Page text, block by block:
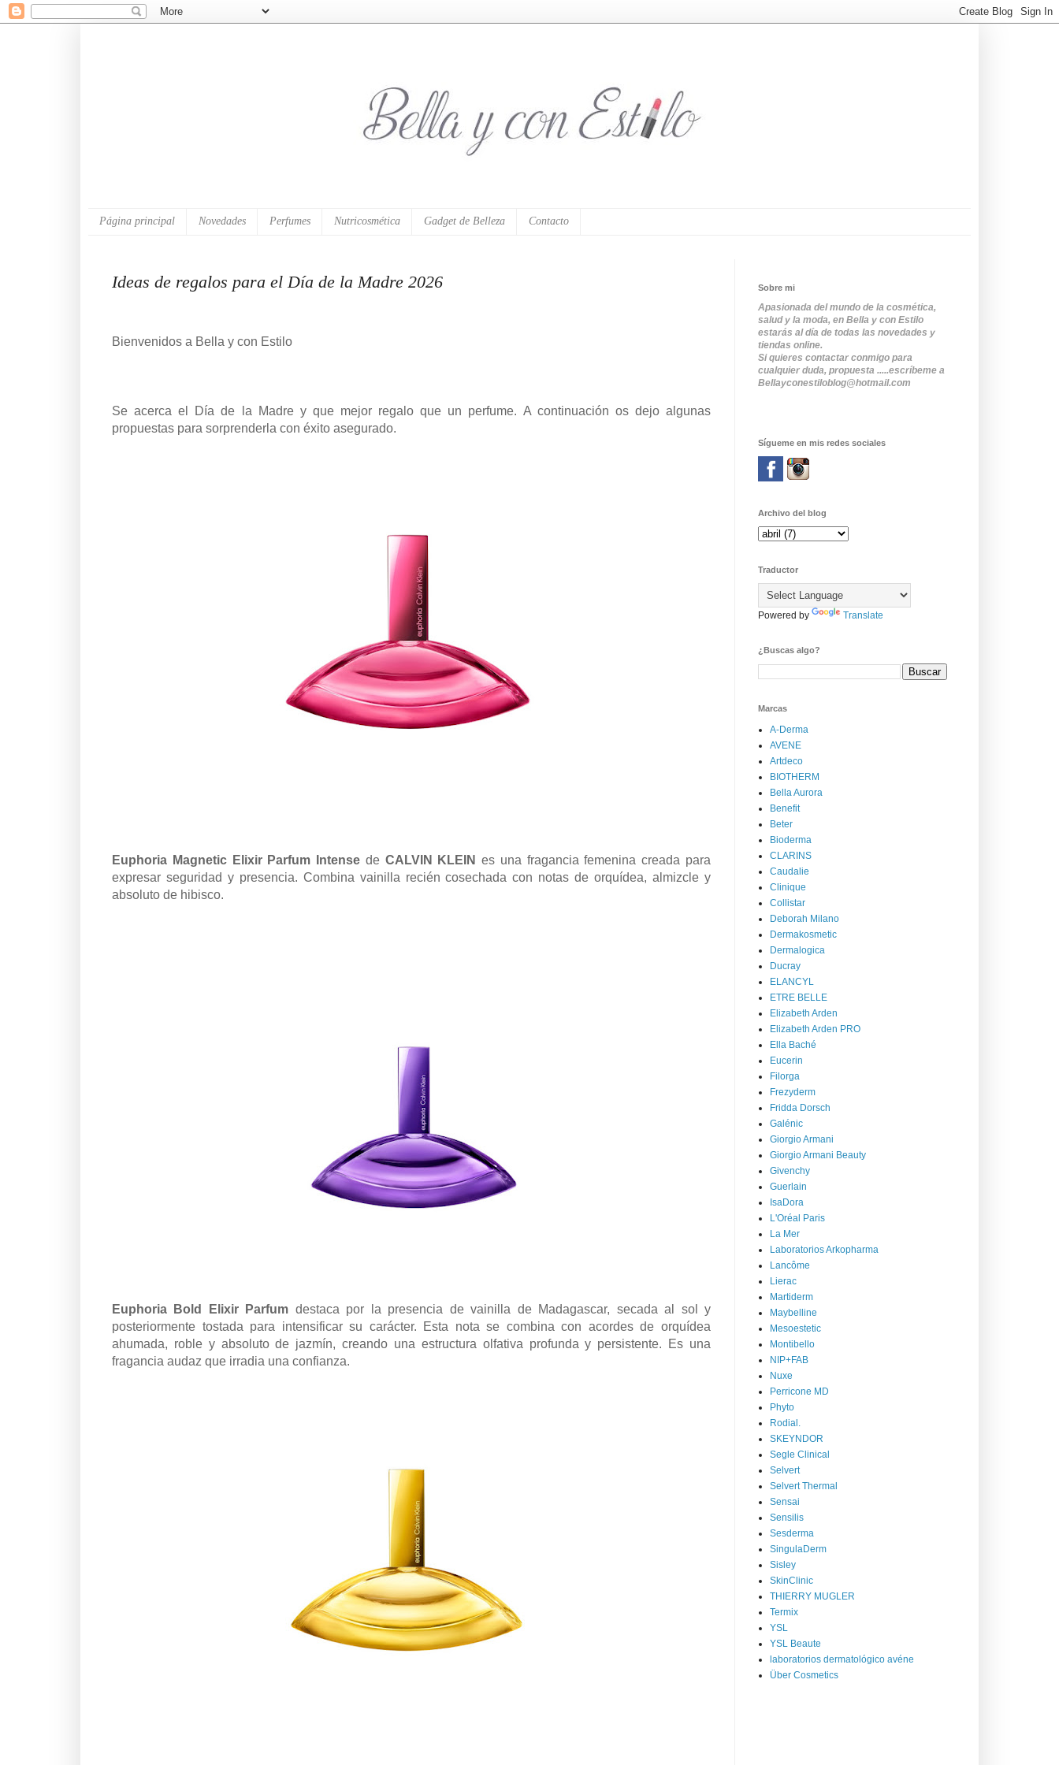
Página principal Novedades Perfumes Nutricosmética Gadget de Belleza Contacto
Ideas de regalos para el Día de la Madre 2026
Bienvenidos a Bella y con Estilo
Se acerca el Día de la Madre y que mejor regalo que un perfume. A continuación os dejo algunas
propuestas para sorprenderla con éxito asegurado.
Euphoria Magnetic Elixir Parfum Intense de CALVIN KLEINes una fragancia femenina creada para
expresar seguridad y presencia. Combina vainilla recién cosechada con notas de orquídea, almizcle y
absoluto de hibisco.
Euphoria Bold Elixir Parfum destaca por la presencia de vainilla de Madagascar, secada al sol y
posteriormente tostada para intensificar su carácter. Esta nota se combina con acordes de orquídea
ahumada, roble y absoluto de jazmín, creando una estructura olfativa profunda y persistente. Es una
fragancia audaz que irradia una confianza.
Sobre mi
Apasionada del mundo de la cosmética,
salud y la moda, en Bella y con Estilo
estarás al día de todas las novedades y
tiendas online.
Si quieres contactar conmigo para
cualquier duda, propuesta .....escríbeme a
Bellayconestiloblog@hotmail.com
Sígueme en mis redes sociales
Archivo del blog
Traductor
Powered by Translate
¿Buscas algo?
Marcas
A-Derma
AVENE
Artdeco
BIOTHERM
Bella Aurora
Benefit
Beter
Bioderma
CLARINS
Caudalie
Clinique
Collistar
Deborah Milano
Dermakosmetic
Dermalogica
Ducray
ELANCYL
ETRE BELLE
Elizabeth Arden
Elizabeth Arden PRO
Ella Baché
Eucerin
Filorga
Frezyderm
Fridda Dorsch
Galénic
Giorgio Armani
Giorgio Armani Beauty
Givenchy
Guerlain
IsaDora
L'Oréal Paris
La Mer
Laboratorios Arkopharma
Lancôme
Lierac
Martiderm
Maybelline
Mesoestetic
Montibello
NIP+FAB
Nuxe
Perricone MD
Phyto
Rodial.
SKEYNDOR
Segle Clinical
Selvert
Selvert Thermal
Sensai
Sensilis
Sesderma
SingulaDerm
Sisley
SkinClinic
THIERRY MUGLER
Termix
YSL
YSL Beaute
laboratorios dermatológico avéne
Über Cosmetics